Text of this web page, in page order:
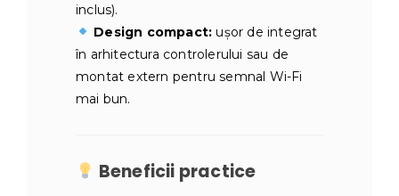
inclus).
Design compact: ușor de integrat
în arhitectura controlerului sau de
montat extern pentru semnal Wi-Fi
mai bun.
Beneficii practice